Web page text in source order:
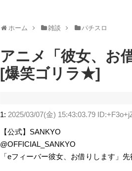
ホーム 雑談 パチスロ
アニメ「彼女、お
[爆笑ゴリラ★]
1: 2025/03/07(金) 15:43:03.79
【公式】SANKYO
@OFFICIAL_SANKYO
「eフィーバー彼女、お借りします」先